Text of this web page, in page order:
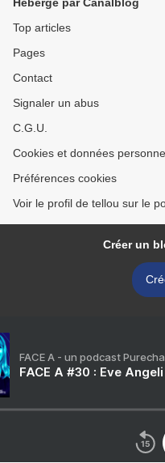
Top articles
Pages
Contact
Signaler un abus
C.G.U.
Cookies et données
Préférences cookies
Voir le profil de tellou sur le
Créer un
FACE A - un podcast
FACE A #30 : Eve